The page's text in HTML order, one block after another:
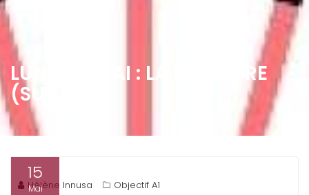
LUNDI 12 MAI : LA CHAMBRE
(SUITE)
15
Mai
Hélène Innusa Objectif A1